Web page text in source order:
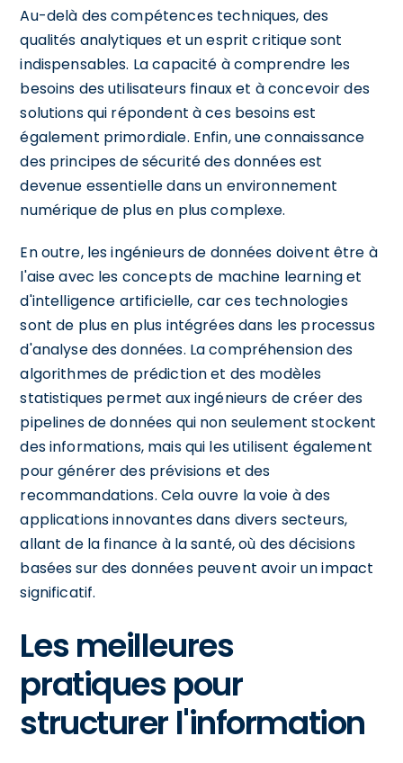
Au-delà des compétences techniques, des
qualités analytiques et un esprit critique sont
indispensables. La capacité à comprendre les
besoins des utilisateurs finaux et à concevoir des
solutions qui répondent à ces besoins est
également primordiale. Enfin, une connaissance
des principes de sécurité des données est
devenue essentielle dans un environnement
numérique de plus en plus complexe.
En outre, les ingénieurs de données doivent être à
l'aise avec les concepts de machine learning et
d'intelligence artificielle, car ces technologies
sont de plus en plus intégrées dans les processus
d'analyse des données. La compréhension des
algorithmes de prédiction et des modèles
statistiques permet aux ingénieurs de créer des
pipelines de données qui non seulement stockent
des informations, mais qui les utilisent également
pour générer des prévisions et des
recommandations. Cela ouvre la voie à des
applications innovantes dans divers secteurs,
allant de la finance à la santé, où des décisions
basées sur des données peuvent avoir un impact
significatif.
Les meilleures
pratiques pour
structurer l'information